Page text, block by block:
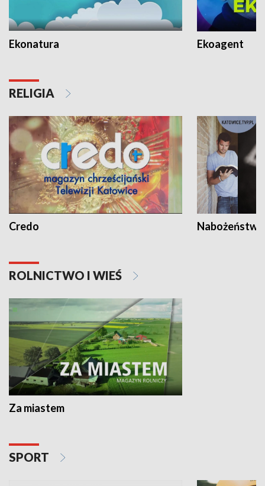
Ekonatura Ekoagent
RELIGIA
Credo
ROLNICTWO I WIEŚ
Za miastem
SPORT